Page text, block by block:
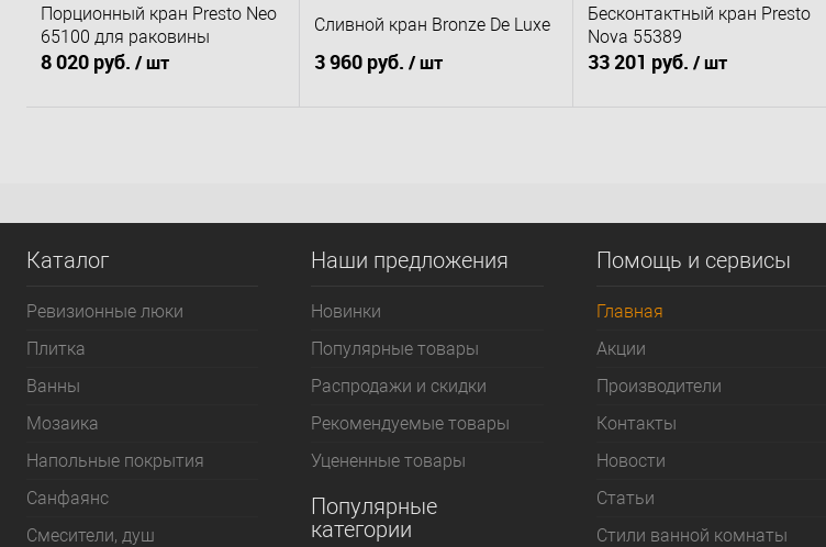
Порционный кран Presto Neo
65100 для раковины
8 020 руб. / шт
Сливной кран Bronze De Luxe
3 960 руб. / шт
Бесконтактный кран Presto
Nova 55389
33 201 руб. / шт
Каталог
Ревизионные люки
Плитка
Bанны
Мозаика
Напольные покрытия
Санфаянс
Смесители, душ
Наши предложения
Новинки
Популярные товары
Распродажи и скидки
Рекомендуемые товары
Уцененные товары
Популярные
категории
Помощь и сервисы
Главная
Акции
Производители
Контакты
Новости
Статьи
Стили ванной комнаты